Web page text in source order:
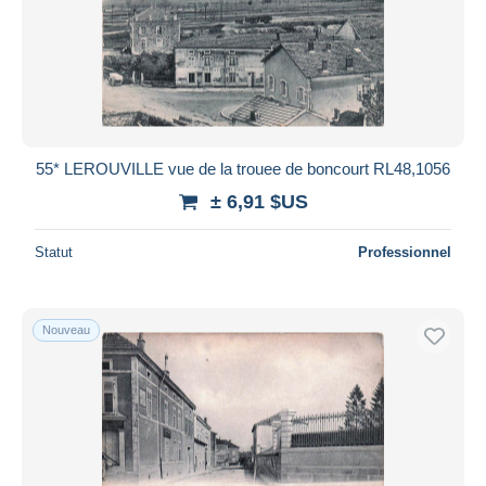
55* LEROUVILLE vue de la trouee de boncourt RL48,1056
± 6,91 $US
Statut Professionnel
Nouveau